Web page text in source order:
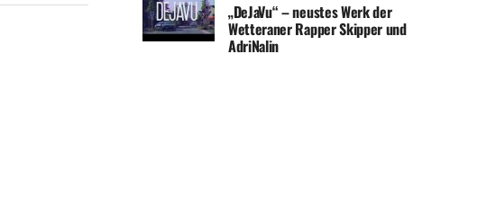
„DeJaVu“ – neustes Werk der
Wetteraner Rapper Skipper und
AdriNalin